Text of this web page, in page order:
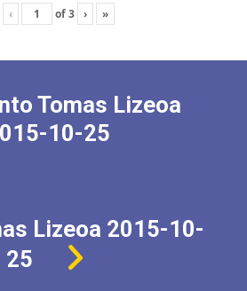
‹ of3 › »
Tomas Lizeoa
10-25
Lizeoa 2015-10-
25